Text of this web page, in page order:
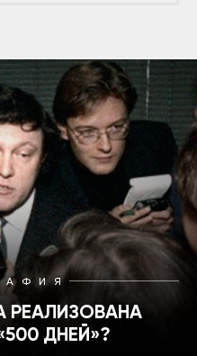
РЕАЛИЗОВАНА
ДНЕЙ»?